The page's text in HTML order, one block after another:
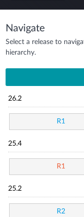
Navigate
Select a release to
hierarchy.
26.2
R1
25.4
R1
25.2
R2